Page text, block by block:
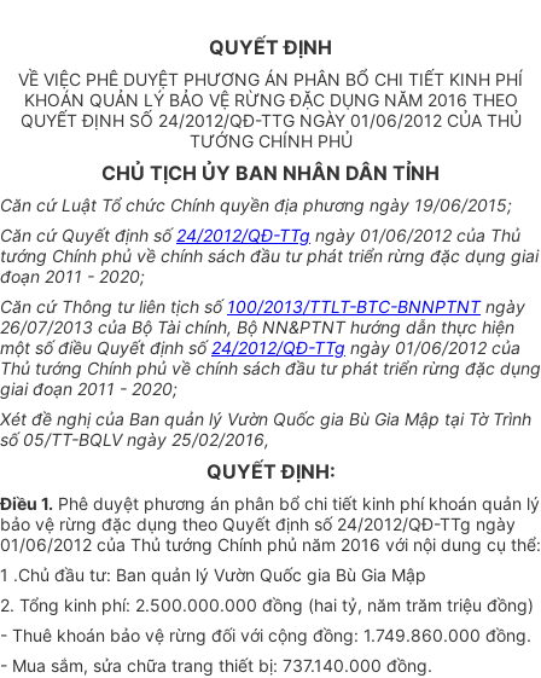
QUYẾT ĐỊNH
VỀ VIỆC PHÊ DUYỆT PHƯƠNG ÁN PHÂN BỔ CHI TIẾT KINH PHÍ
KHOÁN QUẢN LÝ BẢO VỆ RỪNG ĐẶC DỤNG NĂM 2016 THEO
QUYẾT ĐỊNH SỐ 24/2012/QĐ-TTG NGÀY 01/06/2012 CỦA THỦ
TƯỚNG CHÍNH PHỦ
CHỦ TỊCH ỦY BAN NHÂN DÂN TỈNH
Căn cứ Luật Tổ chức Chính quyền địa phương ngày 19/06/2015;
Căn cứ Quyết định số24/2012/QĐ-TTg ngày 01/06/2012 của Thủ
tướng Chính phủ về chính sách đầu tư phát triển rừng đặc dụng giai
đoạn 2011 - 2020;
Căn cứ Thông tư liên tịch số100/2013/TTLT-BTC-BNNPTNTngày
26/07/2013 của Bộ Tài chính, Bộ NN&PTNT hướng dẫn thực hiện
một số điều Quyết định số24/2012/QĐ-TTg ngày 01/06/2012 của
Thủ tướng Chính phủ về chính sách đầu tư phát triển rừng đặc dụng
giai đoạn 2011 - 2020;
Xét đề nghị của Ban quản lý Vườn Quốc gia Bù Gia Mập tại Tờ Trình
số 05/TT-BQLV ngày 25/02/2016,
QUYẾT ĐỊNH:
Điều 1. Phê duyệt phương án phân bổ chi tiết kinh phí khoán quản lý
bảo vệ rừng đặc dụng theo Quyết định số 24/2012/QĐ-TTg ngày
01/06/2012 của Thủ tướng Chính phủ năm 2016 với nội dung cụ thể:
1 .Chủ đầu tư: Ban quản lý Vườn Quốc gia Bù Gia Mập
2. Tổng kinh phí: 2.500.000.000 đồng (hai tỷ, năm trăm triệu đồng)
- Thuê khoán bảo vệ rừng đối với cộng đồng: 1.749.860.000 đồng.
- Mua sắm, sửa chữa trang thiết bị: 737.140.000 đồng.